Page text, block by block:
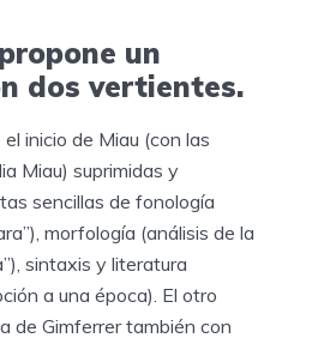
un
dos vertientes.
inicio de Miau (con las
Miau) suprimidas y
sencillas de fonología
morfología (análisis de la
sintaxis y literatura
a una época). El otro
de Gimferrer también con